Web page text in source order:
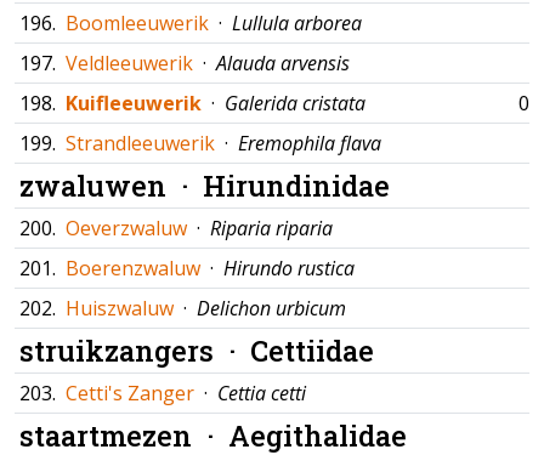
196. Boomleeuwerik · Lullula arborea
197. Veldleeuwerik ·Alauda arvensis
198. Kuifleeuwerik · Galerida cristata
199. Strandleeuwerik · Eremophila flava
zwaluwen · Hirundinidae
200. Oeverzwaluw · Riparia riparia
201. Boerenzwaluw · Hirundo rustica
202. Huiszwaluw · Delichon urbicum
struikzangers · Cettiidae
203. Cetti's Zanger · Cettia cetti
staartmezen · Aegithalidae